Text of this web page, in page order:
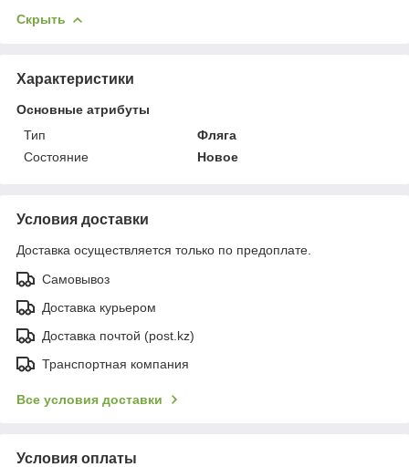
Скрыть
Характеристики
Основные атрибуты
Тип
Фляга
Состояние
Новое
Условия доставки
Доставка осуществляется только по предоплате.
Самовывоз
Доставка курьером
Доставка почтой (post.kz)
Транспортная компания
Все условия доставки
Условия оплаты